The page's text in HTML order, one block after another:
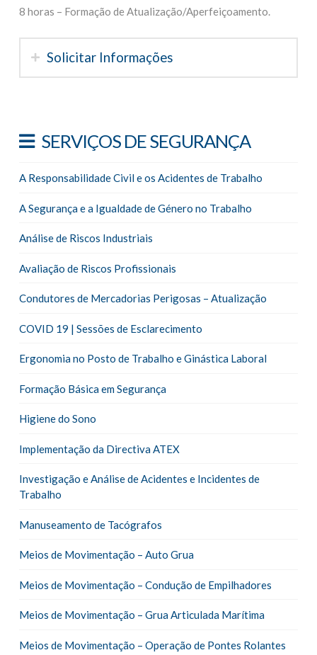
8 horas – Formação de Atualização/Aperfeiçoamento.
Solicitar Informações
SERVIÇOS DE SEGURANÇA
A Responsabilidade Civil e os Acidentes de Trabalho
A Segurança e a Igualdade de Género no Trabalho
Análise de Riscos Industriais
Avaliação de Riscos Profissionais
Condutores de Mercadorias Perigosas – Atualização
COVID 19 | Sessões de Esclarecimento
Ergonomia no Posto de Trabalho e Ginástica Laboral
Formação Básica em Segurança
Higiene do Sono
Implementação da Directiva ATEX
Investigação e Análise de Acidentes e Incidentes de
Trabalho
Manuseamento de Tacógrafos
Meios de Movimentação – Auto Grua
Meios de Movimentação – Condução de Empilhadores
Meios de Movimentação – Grua Articulada Marítima
Meios de Movimentação – Operação de Pontes Rolantes